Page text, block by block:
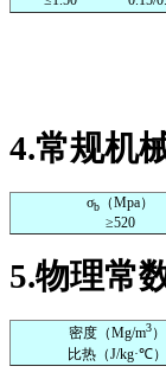
4.常规机
σb（Mpa）
≥520
5.物理常
密度（Mg/m3）
比热（J/kg·℃）